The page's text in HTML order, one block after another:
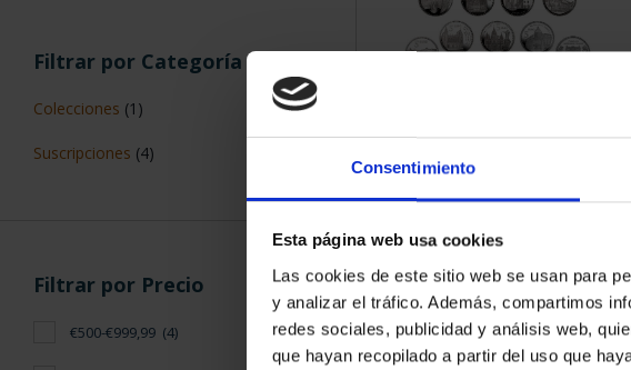
Consentimiento
Esta página web usa cookies
Las cookies de este sitio web se usan para
y analizar el tráfico. Además, compartimos
redes sociales, publicidad y análisis web,
que hayan recopilado a partir del uso que
Filtrar por Categoría
Colecciones (1)
Suscripciones (4)
Filtrar por Precio
€500-€999,99 (4)
SUSCRIPCIÓN CAPITALES DE
PROVINCIA 1
949,00 €
Sólo para usuarios registrados